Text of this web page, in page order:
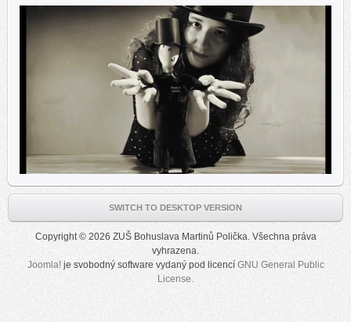
SWITCH TO DESKTOP VERSION
Copyright © 2026 ZUŠ Bohuslava Martinů Polička. Všechna práva
vyhrazena.
Joomla!je svobodný software vydaný pod licencí GNU General Public
License.